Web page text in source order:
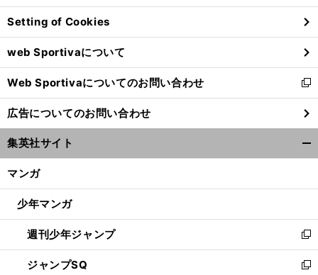
前
ン
ド
ウ
で
開
く
Setting of Cookies
web Sportivaについて
Web Sportivaについてのお問い合わせ
新
し
い
ウ
ィ
ン
ウ
開
く
広告についてのお問い合わせ
集英社サイト
マンガ
少年マンガ
週刊少年ジャンプ
新
し
い
ジャンプSQ
新